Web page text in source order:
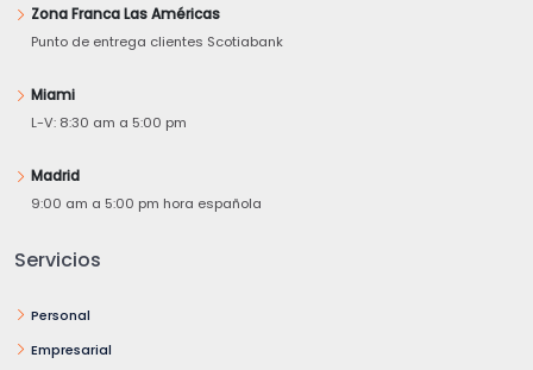
Zona Franca Las Américas
Punto de entrega clientes Scotiabank
Miami
L-V: 8:30 am a 5:00 pm
Madrid
9:00 am a 5:00 pm hora española
Servicios
Personal
Empresarial